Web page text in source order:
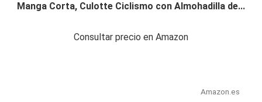
Manga Corta, Culotte Ciclismo con Almohadilla de...
Consultar precio en Amazon
Amazon.es